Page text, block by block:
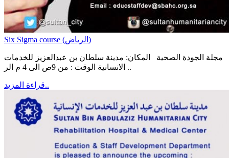
Six Sigma course (الرياض)
مجلة الجودة الصحية المكان: مدينة سلطان بن عبدالعزيز للخدمات
الانسانية الوقت : من 9ص الى 4 م الر ..
قراءة المزيد..